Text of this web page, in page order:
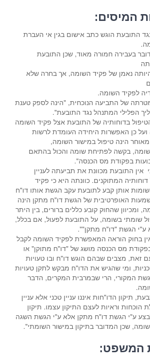
המיסים:
התובעת הוגש כתב אישום בגין אי העברת
בעבירה חמורה מאוד, שכן התובעת
נאמן של פקיד השומה, אך בחרה שלא
לפקיד השומה.
של התביעה הנוכחית, "הינה לספק טענת
הפלילי המתנהל נגד התובעת".
בדוחותיה של התובעת אצל פקיד השומה
כן האפשרות היחידה העומדת לרשות
הינה טיפול במישור השומה,
בקשה לפתיחת שומה והכול בהתאם
בפקודת מס הכנסה".
אין התובעת מכוונת את תביעתה לעניין
המתוקנים. כוונתה היא כי פקיד
אותן קבע לתובעת עקב הגשת אותו דו"ח
האופרטיבית של הגשת דו"ח מתקן הינה
ומכיוון שהחוק קובע כללים ברורים, בין היתר
שומתי בשומה, על התובעת לפעול, אם בכלל,
ע"י הגשת "דו"ח מתקן"".
בחוק הוראה המאפשרת לפקיד השומה לקבל
מס הכנסה מושג של "דו"ח מתוקן" או
זאת, מצבים שבהם הוגש דו"ח ובו טעויות
ומי שהגיש את הדו"ח מבקש לתקן טעויות
המקורי, הרי שבמרבית המקרים, הדבר
תיקון הדו"חות איננו עניין טכני אלא עניין
הוכחות וראיות לעצם התיקון עצמו. תיקון
ע"י הגשת דו"ח מתקן אלא ע"י הגשת השגה
שכן המדובר בתיקון במישור השומתי".
המשפט: